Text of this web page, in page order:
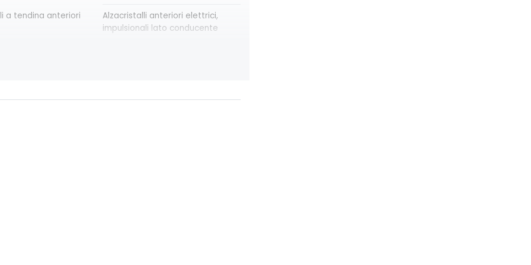
a tendina anteriori
Alzacristalli anteriori elettrici,
impulsionali lato conducente